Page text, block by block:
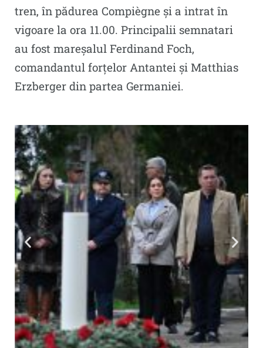
tren, în pădurea Compiègne și a intrat în
vigoare la ora 11.00. Principalii semnatari
au fost mareșalul Ferdinand Foch,
comandantul forțelor Antantei și Matthias
Erzberger din partea Germaniei.